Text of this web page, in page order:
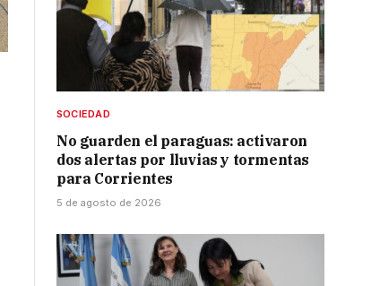
SOCIEDAD
No guarden el paraguas: activaron
dos alertas por lluvias y tormentas
para Corrientes
5 de agosto de 2026